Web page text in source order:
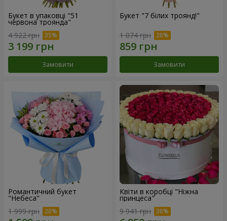
Букет в упаковці "51
червона троянда"
4 922 грн
Замовити
Букет "7 білих троянд!"
1 074 грн
Замовити
Романтичний букет
"Небеса"
1 999 грн
Квіти в коробці "Ніжна
принцеса"
9 941 грн